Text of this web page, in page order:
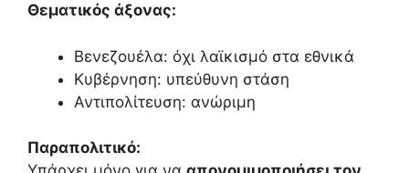
Θεματικός άξονας:
Βενεζουέλα: όχι λαϊκισμό στα εθνικά
Κυβέρνηση: υπεύθυνη στάση
Αντιπολίτευση: ανώριμη
Παραπολιτικό: